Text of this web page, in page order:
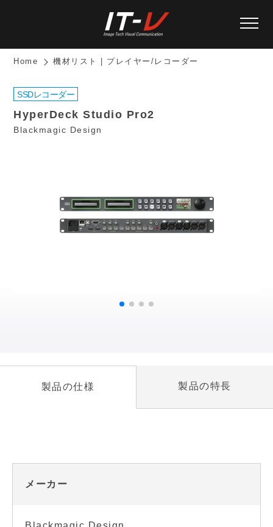
Home 機材リスト | プレイヤー/レコーダー
SSDレコーダー
HyperDeck Studio Pro2
Blackmagic Design
製品の仕様
メーカー
製品の特長